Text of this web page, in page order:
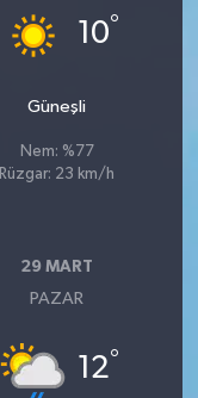
10°
Güneşli
Nem: %77
Rüzgar: 23 km/h
29 MART
PAZAR
12°